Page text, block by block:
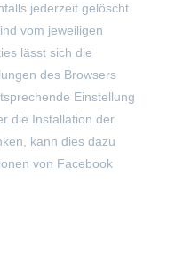
jederzeit gelöscht
vom jeweiligen
lässt sich die
des Browsers
Einstellung
die Installation der
kann dies dazu
von Facebook